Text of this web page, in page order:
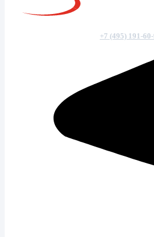
+7 (495) 191-